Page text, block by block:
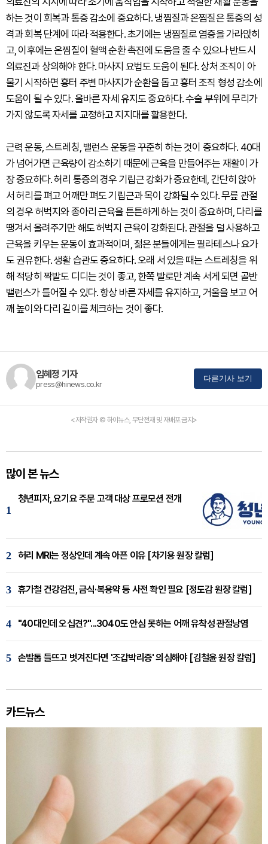
하는 것이 회복과 통증 감소에 중요하다. 냉찜질과 온찜질은 통증의 성
격과 회복 단계에 따라 적용한다. 초기에는 냉찜질로 염증을 가라앉히
고, 이후에는 온찜질이 혈액 순환 촉진에 도움을 줄 수 있으나 반드시
의료진과 상의해야 한다. 마사지 요법도 도움이 된다. 상처 조직이 아
물기 시작하면 흉터 주변 마사지가 순환을 돕고 흉터 조직 형성 감소에
도움이 될 수 있다. 올바른 자세 유지도 중요하다. 수술 부위에 무리가
가지 않도록 자세를 교정하고 지지대를 활용한다.
근력 운동, 스트레칭, 밸런스 운동을 꾸준히 하는 것이 중요하다. 40대
가 넘어가면 근육량이 감소하기 때문에 근육을 만들어주는 재활이 가
장 중요하다. 허리 통증의 경우 기립근 강화가 중요한데, 간단히 앉아
서 허리를 펴고 어깨만 펴도 기립근과 목이 강화될 수 있다. 무릎 관절
의 경우 허벅지와 종아리 근육을 튼튼하게 하는 것이 중요하며, 다리를
땡겨서 올려주기만 해도 허벅지 근육이 강화된다. 관절을 덜 사용하고
근육을 키우는 운동이 효과적이며, 젊은 분들에게는 필라테스나 요가
도 권유한다. 생활 습관도 중요하다. 오래 서 있을 때는 스트레칭을 위
해 적당히 짝발도 디디는 것이 좋고, 한쪽 발로만 계속 서게 되면 골반
밸런스가 틀어질 수 있다. 항상 바른 자세를 유지하고, 거울을 보고 어
깨 높이와 다리 길이를 체크하는 것이 좋다.
임혜정 기자
press@hinews.co.kr
다른기사 보기
<저작권자 © 하이뉴스, 무단전재 및 재배포 금지>
많이 본 뉴스
1
청년피자, 요기요 주문 고객 대상 프로모션 전개
2 허리 MRI는 정상인데 계속 아픈 이유 [차기용 원장 칼럼]
3 휴가철 건강검진, 금식·복용약 등 사전 확인 필요 [정도감 원장 칼럼]
4 "40대인데 오십견?"...3040도 안심 못하는 어깨 유착성 관절낭염
5 손발톱 들뜨고 벗겨진다면 '조갑박리증' 의심해야 [김철윤 원장 칼럼]
카드뉴스